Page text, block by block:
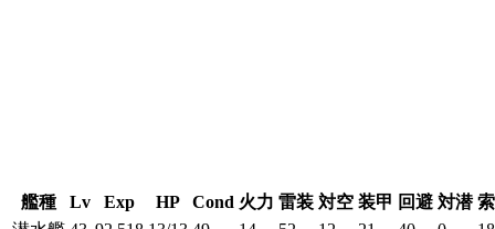
艦種 Lv Exp HP Cond 火力 雷装 対空 装甲 回避 対潜